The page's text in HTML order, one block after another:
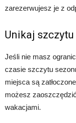
zarezerwujesz je z
Unikaj
Jeśli nie masz
czasie szczytu
miejsca są
możesz
wakacjami.